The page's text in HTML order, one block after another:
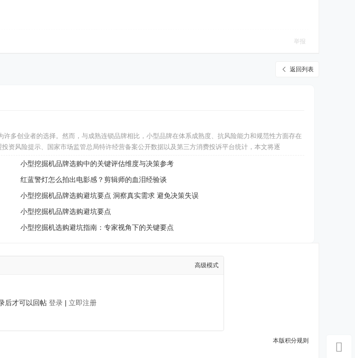
举报
返回列表
多创业者的选择。然而，与成熟连锁品牌相比，小型品牌在体系成熟度、抗风险能力和规范性方面存在
资风险提示、国家市场监管总局特许经营备案公开数据以及第三方消费投诉平台统计，本文将逐
小型挖掘机品牌选购中的关键评估维度与决策参考
红蓝警灯怎么拍出电影感？剪辑师的血泪经验谈
小型挖掘机品牌选购避坑要点 洞察真实需求 避免决策失误
小型挖掘机品牌选购避坑要点
小型挖掘机选购避坑指南：专家视角下的关键要点
高级模式
后才可以回帖 登录| 立即注册
本版积分规则